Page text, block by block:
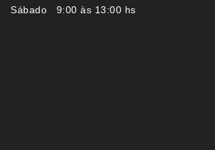
Sábado 9:00 às 13:00 hs